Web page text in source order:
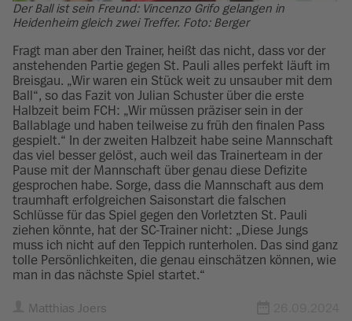
Der Ball ist sein Freund: Vincenzo Grifo gelangen in
Heidenheim gleich zwei Treffer. Foto: Berger
Fragt man aber den Trainer, heißt das nicht, dass vor der
anstehenden Partie gegen St. Pauli alles perfekt läuft im
Breisgau. „Wir waren ein Stück weit zu unsauber mit dem
Ball“, so das Fazit von Julian Schuster über die erste
Halbzeit beim FCH: „Wir müssen präziser sein in der
Ballablage und haben teilweise zu früh den finalen Pass
gespielt.“ In der zweiten Halbzeit habe seine Mannschaft
das viel besser gelöst, auch weil das Trainerteam in der
Pause mit der Mannschaft über genau diese Defizite
gesprochen habe. Sorge, dass die Mannschaft aus dem
traumhaft erfolgreichen Saisonstart die falschen
Schlüsse für das Spiel gegen den Vorletzten St. Pauli
ziehen könnte, hat der SC-Trainer nicht: „Diese Jungs
muss ich nicht auf den Teppich runterholen. Das sind ganz
tolle Persönlichkeiten, die genau einschätzen können, wie
man in das nächste Spiel startet.“
Matthias Joers